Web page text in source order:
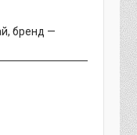
бренд —